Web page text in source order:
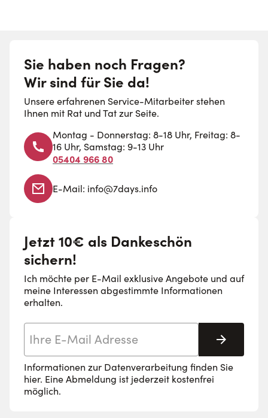
Sie haben noch Fragen?
Wir sind für Sie da!
Unsere erfahrenen Service-Mitarbeiter stehen
Ihnen mit Rat und Tat zur Seite.
Montag - Donnerstag: 8-18 Uhr, Freitag: 8-
16 Uhr, Samstag: 9-13 Uhr
05404 966 80
E-Mail: info@7days.info
Jetzt 10€ als Dankeschön
sichern!
Ich möchte per E-Mail exklusive Angebote und auf
meine Interessen abgestimmte Informationen
erhalten.
Informationen zur Datenverarbeitung finden Sie
hier. Eine Abmeldung ist jederzeit kostenfrei
möglich.